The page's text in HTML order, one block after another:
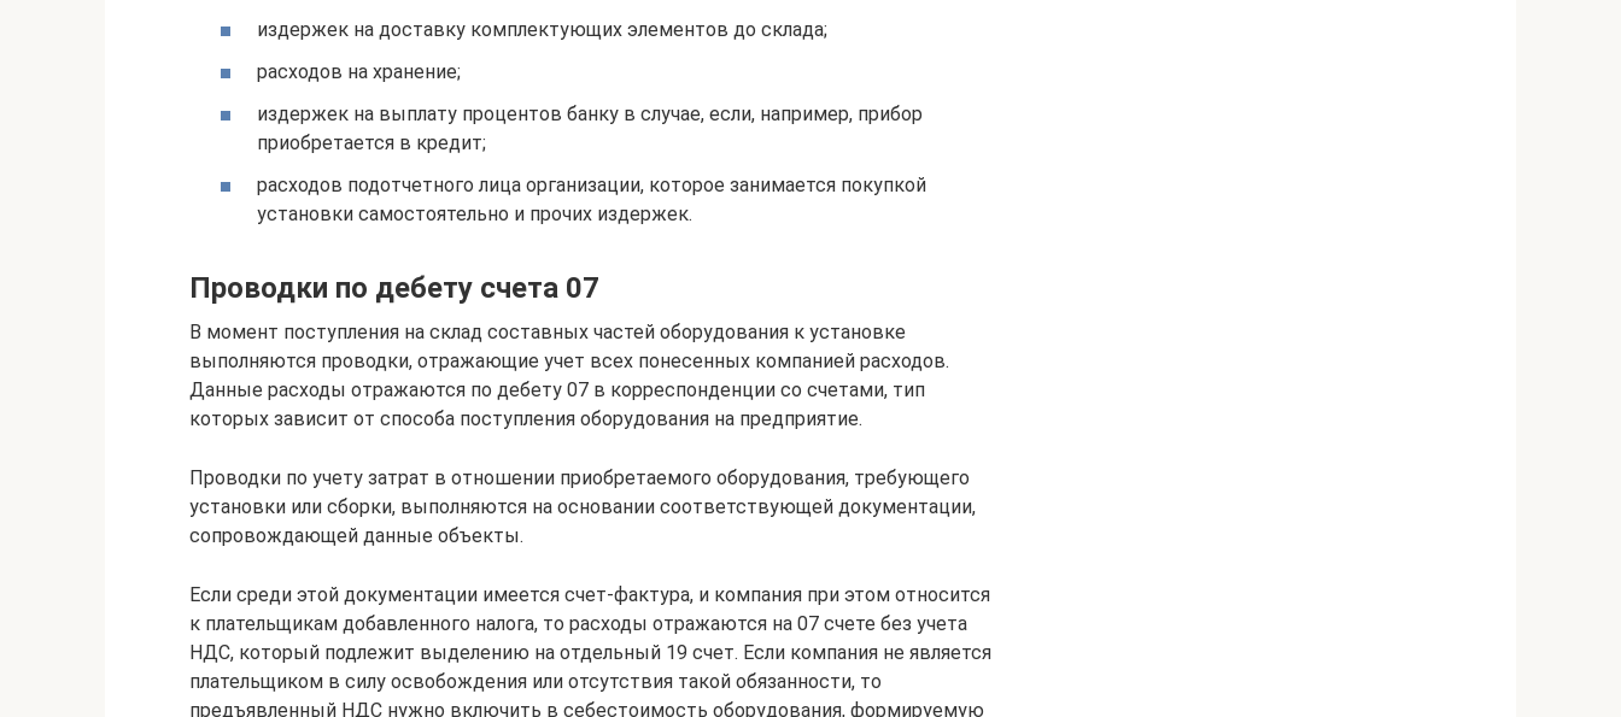
издержек на доставку комплектующих элементов до склада;
расходов на хранение;
издержек на выплату процентов банку в случае, если, например, прибор
приобретается в кредит;
расходов подотчетного лица организации, которое занимается покупкой
установки самостоятельно и прочих издержек.
Проводки по дебету счета 07
В момент поступления на склад составных частей оборудования к установке
выполняются проводки, отражающие учет всех понесенных компанией расходов.
Данные расходы отражаются по дебету 07 в корреспонденции со счетами, тип
которых зависит от способа поступления оборудования на предприятие.
Проводки по учету затрат в отношении приобретаемого оборудования, требующего
установки или сборки, выполняются на основании соответствующей документации,
сопровождающей данные объекты.
Если среди этой документации имеется счет-фактура, и компания при этом относится
к плательщикам добавленного налога, то расходы отражаются на 07 счете без учета
НДС, который подлежит выделению на отдельный 19 счет. Если компания не является
плательщиком в силу освобождения или отсутствия такой обязанности, то
предъявленный НДС нужно включить в себестоимость оборудования, формируемую